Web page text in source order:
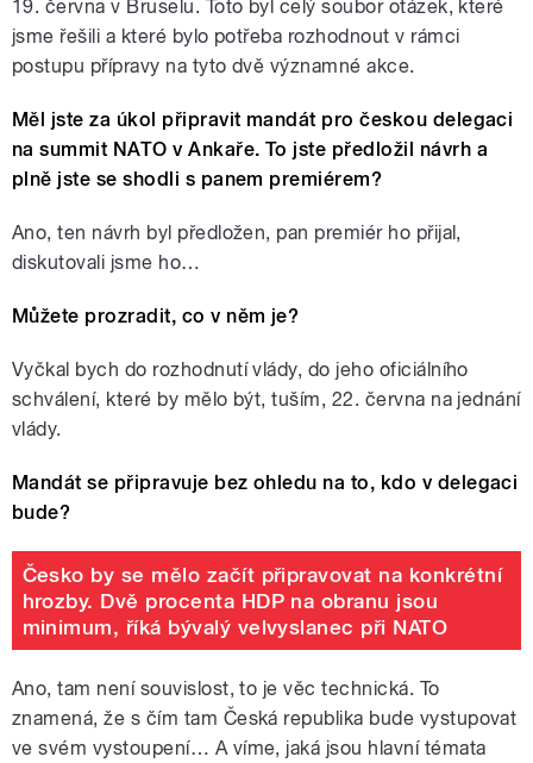
19. června v Bruselu. Toto byl celý soubor otázek, které
jsme řešili a které bylo potřeba rozhodnout v rámci
postupu přípravy na tyto dvě významné akce.
Měl jste za úkol připravit mandát pro českou delegaci
na summit NATO v Ankaře. To jste předložil návrh a
plně jste se shodli s panem premiérem?
Ano, ten návrh byl předložen, pan premiér ho přijal,
diskutovali jsme ho…
Můžete prozradit, co v něm je?
Vyčkal bych do rozhodnutí vlády, do jeho oficiálního
schválení, které by mělo být, tuším, 22. června na jednání
vlády.
Mandát se připravuje bez ohledu na to, kdo v delegaci
bude?
Česko by se mělo začít připravovat na konkrétní
hrozby. Dvě procenta HDP na obranu jsou
minimum, říká bývalý velvyslanec při NATO
Ano, tam není souvislost, to je věc technická. To
znamená, že s čím tam Česká republika bude vystupovat
ve svém vystoupení… A víme, jaká jsou hlavní témata